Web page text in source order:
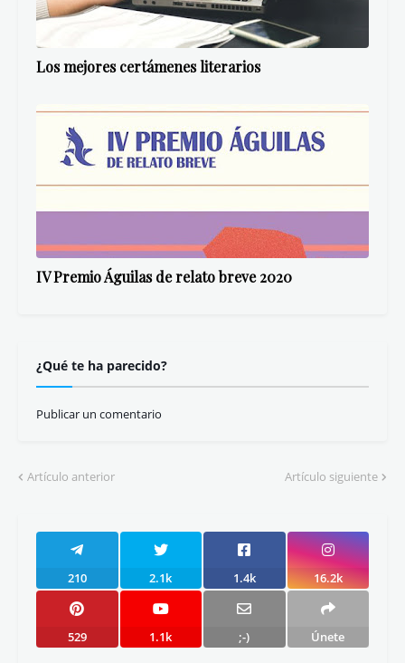
Los mejores certámenes literarios
IV Premio Águilas de relato breve 2020
¿Qué te ha parecido?
Publicar un comentario
Artículo anterior Artículo siguiente
210 2.1k 1.4k 16.2k
529 1.1k ;-) Únete